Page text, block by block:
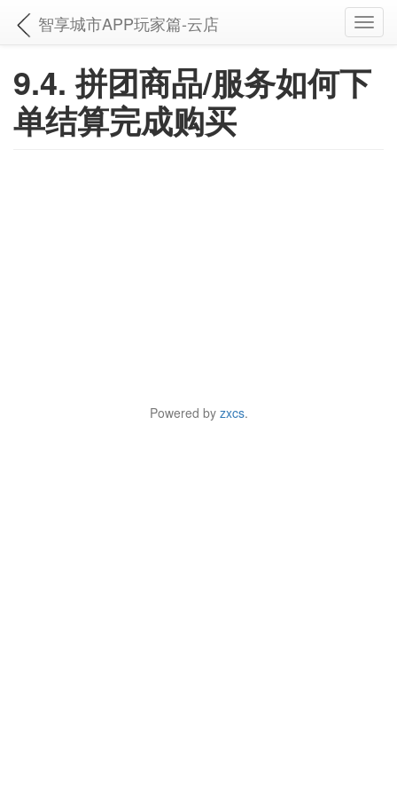
智享城市APP玩家篇-云店
9.4. 拼团商品/服务如何下
单结算完成购买
Powered by zxcs.